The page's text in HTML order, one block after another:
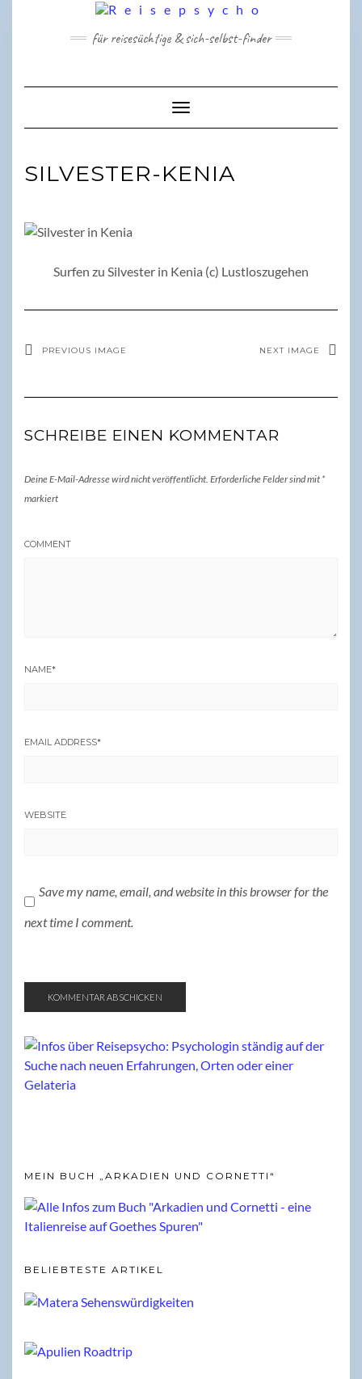
für reisesüchtige & sich-selbst-finder
Toggle Navigation
SILVESTER-KENIA
Surfen zu Silvester in Kenia (c) Lustloszugehen
PREVIOUS IMAGE NEXT IMAGE
SCHREIBE EINEN KOMMENTAR
Deine E-Mail-Adresse wird nicht veröffentlicht. Erforderliche Felder sind mit *
markiert
COMMENT
NAME*
EMAIL ADDRESS*
WEBSITE
Save my name, email, and website in this browser for the
next time I comment.
MEIN BUCH „ARKADIEN UND CORNETTI“
BELIEBTESTE ARTIKEL